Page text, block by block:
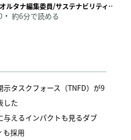
遠藤 直見（オルタナ編集委員/サステナビリティ経営研究家）
約6分で読める
示タスクフォース（TNFD）が9
した
与えるインパクトも見るダブ
も採用